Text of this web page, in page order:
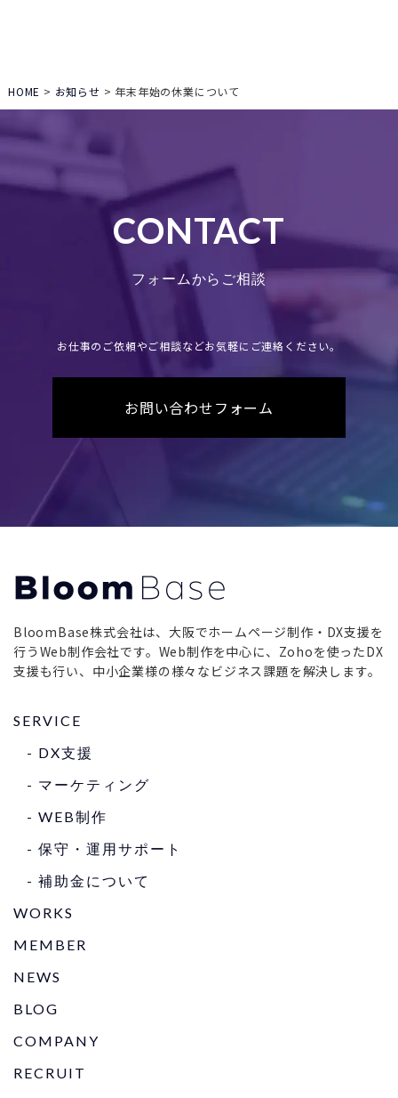
HOME > お知らせ > 年末年始の休業について
CONTACT
フォームからご相談
お仕事のご依頼やご相談などお気軽にご連絡ください。
お問い合わせフォーム
BloomBase株式会社は、⼤阪でホームページ制作・DX⽀援を
⾏うWeb制作会社です。Web制作を中⼼に、Zohoを使ったDX
⽀援も⾏い、中⼩企業様の様々なビジネス課題を解決します。
SERVICE
- DX⽀援
- マーケティング
- WEB制作
- 保守・運⽤サポート
- 補助⾦について
WORKS
MEMBER
NEWS
BLOG
COMPANY
RECRUIT